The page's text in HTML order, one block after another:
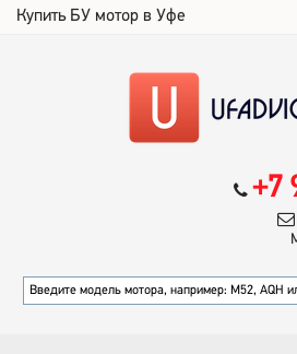
Купить БУ мотор в Уфе
+7